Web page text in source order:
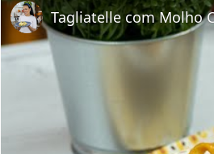
Tagliatelle com Molho